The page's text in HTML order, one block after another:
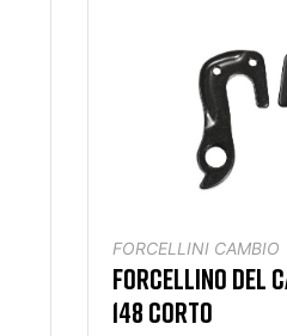
FORCELLINI CAMBIO
FORCELLINO DEL
148 CORTO